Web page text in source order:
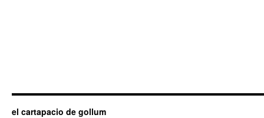
el cartapacio de gollum